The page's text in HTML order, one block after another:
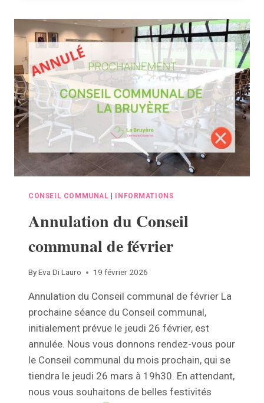
VIDÉOS
DU
CONSEIL
COMMUNAL
SUR
NOTRE
CHAÎNE
YOUTUBE
CONSEIL COMMUNAL INFORMATIONS
Annulation du Conseil
communal de février
ByEva Di Lauro 19 février 2026
Annulation du Conseil communal de février La
prochaine séance du Conseil communal,
initialement prévue le jeudi 26 février, est
annulée. Nous vous donnons rendez-vous pour
le Conseil communal du mois prochain, qui se
tiendra le jeudi 26 mars à 19h30. En attendant,
nous vous souhaitons de belles festivités